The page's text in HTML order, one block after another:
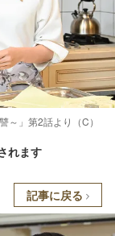
～」第2話より（C）
れます
記事に戻る